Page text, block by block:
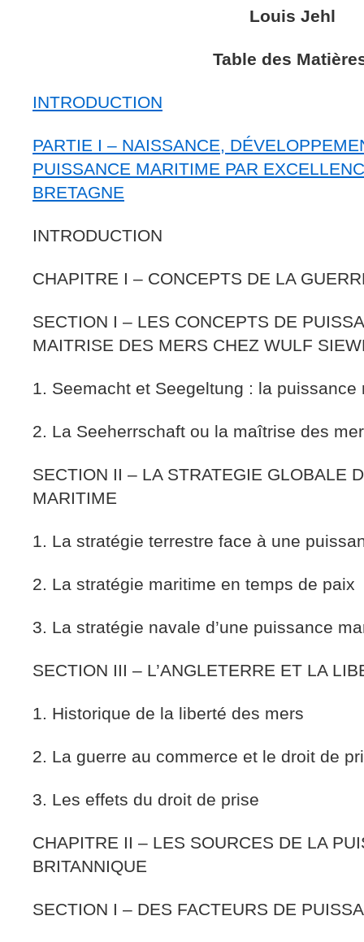
Louis Jehl
Table des
INTRODUCTION
PARTIE I – NAISSANCE,
PUISSANCE MARITIME PAR
BRETAGNE
INTRODUCTION
CHAPITRE I – CONCEPTS DE LA
SECTION I – LES CONCEPTS DE
MAITRISE DES MERS CHEZ WULF
1. Seemacht et Seegeltung : la
2. La Seeherrschaft ou la maîtrise des
SECTION II – LA STRATEGIE GLOBALE
MARITIME
1. La stratégie terrestre face à une
2. La stratégie maritime en temps de paix
3. La stratégie navale d’une puissance
SECTION III – L’ANGLETERRE ET LA
1. Historique de la liberté des mers
2. La guerre au commerce et le droit de
3. Les effets du droit de prise
CHAPITRE II – LES SOURCES DE LA
BRITANNIQUE
SECTION I – DES FACTEURS DE